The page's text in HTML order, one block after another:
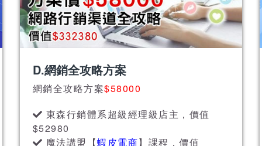
D.網銷全攻略方案
網銷全攻略方案$58000
東森行銷體系超級經理級店主，價值
$52980
魔法講盟【蝦皮電商】課程，價值